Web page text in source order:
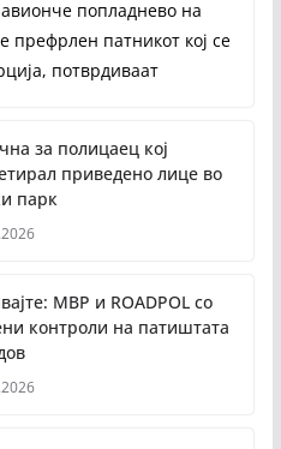
попладнево на
префрлен патникот кој се
потврдиваат
за полицаец кој
приведено лице во
парк
МВР и ROADPOL со
контроли на патиштата